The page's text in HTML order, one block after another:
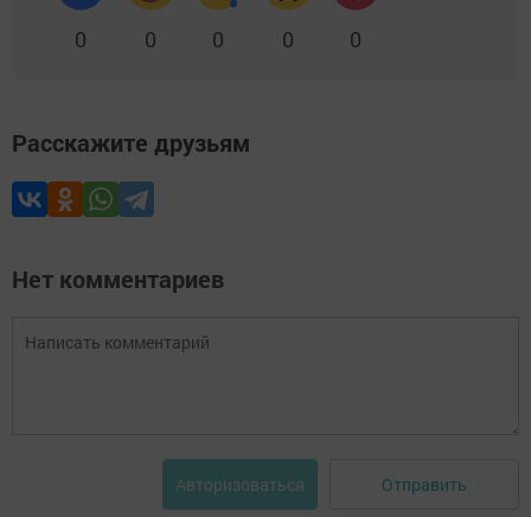
0 0 0 0 0
Расскажите друзьям
Нет комментариев
Авторизоваться Отправить